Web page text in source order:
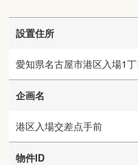
設置住所
愛知県名古屋市港区入場1
企画名
港区入場交差点手前
物件ID